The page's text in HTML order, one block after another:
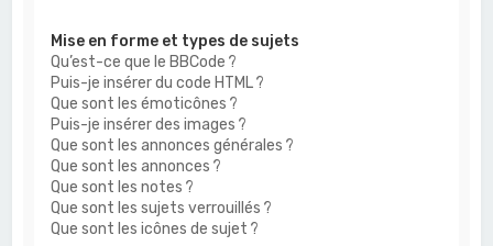
Mise en forme et types de sujets
Qu’est-ce que le BBCode ?
Puis-je insérer du code HTML ?
Que sont les émoticônes ?
Puis-je insérer des images ?
Que sont les annonces générales ?
Que sont les annonces ?
Que sont les notes ?
Que sont les sujets verrouillés ?
Que sont les icônes de sujet ?